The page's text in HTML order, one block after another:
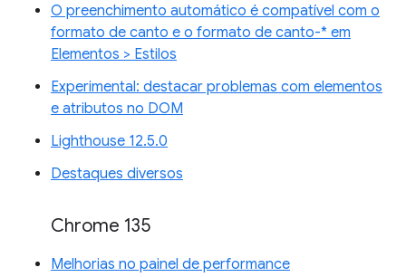
O preenchimento automático é compatível com o
formato de canto e o formato de canto-* em
Elementos > Estilos
Experimental: destacar problemas com elementos
e atributos no DOM
Lighthouse 12.5.0
Destaques diversos
Chrome 135
Melhorias no painel de performance